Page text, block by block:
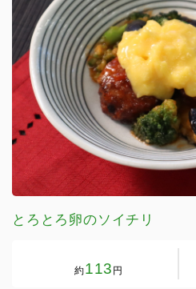
とろとろ卵のソイチリ
約113 円